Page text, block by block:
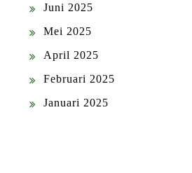
Juni 2025
Mei 2025
April 2025
Februari 2025
Januari 2025